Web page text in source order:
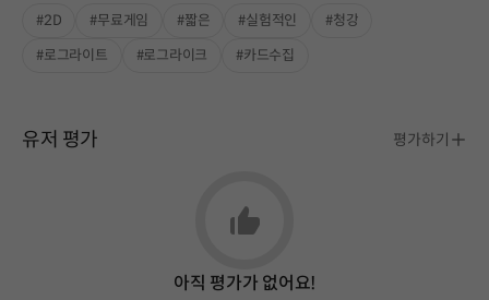
#2D #무료게임 #짧은 #실험적인
#청강
#로그라이트
#로그라이크 #카드수집
유저 평가 평가하기
아직 평가가 없어요!